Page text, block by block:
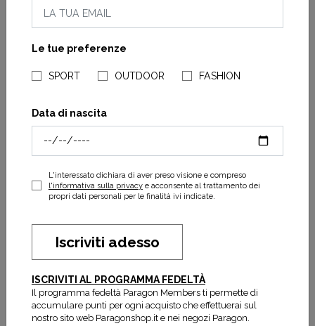
NEGOZI PARAGONSHOP
Women's DLY T-Shirt
41,40 € 69,00 €
Prezzo più basso degli ultimi 30 gg:41,40 €
Le tue preferenze
SPORT OUTDOOR FASHION
Data di nascita
L'interessato dichiara di aver preso visione e compreso
l'informativa sulla privacye acconsente al trattamento dei
propri dati personali per le finalità ivi indicate.
Iscriviti adesso
ISCRIVITI AL PROGRAMMA FEDELTÀ
Il programma fedeltà Paragon Members ti permette di
accumulare punti per ogni acquisto che effettuerai sul
nostro sito web Paragonshop.it e nei negozi Paragon.